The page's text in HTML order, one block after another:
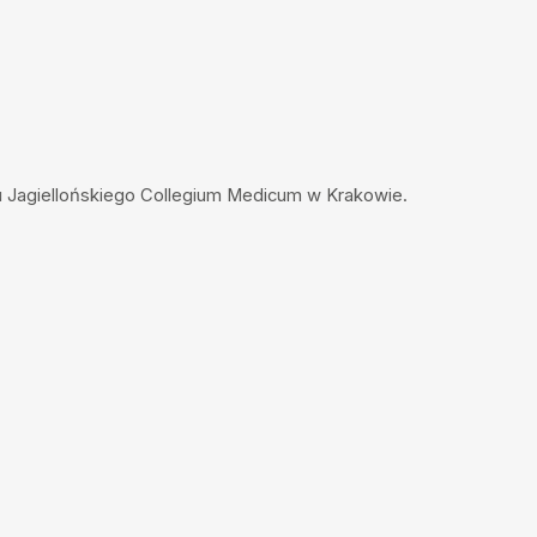
Collegium Medicum w Krakowie.